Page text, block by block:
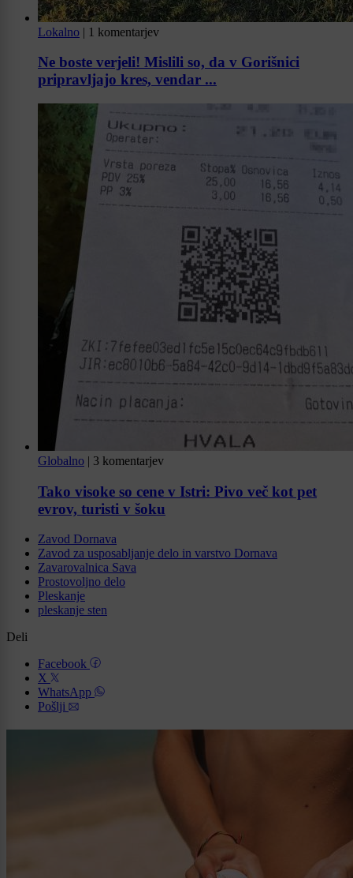
Lokalno | 1 komentarjev
Ne boste verjeli! Mislili so, da v Gorišnici
pripravljajo kres, vendar ...
Globalno | 3 komentarjev
Tako visoke so cene v Istri: Pivo več kot pet
evrov, turisti v šoku
Zavod Dornava
Zavod za usposabljanje delo in varstvo Dornava
Zavarovalnica Sava
Prostovoljno delo
Pleskanje
pleskanje sten
Deli
Facebook
X
WhatsApp
Pošlji